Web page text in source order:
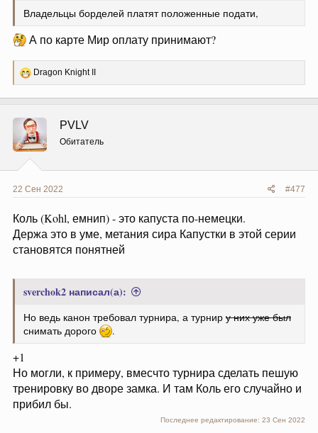
Владельцы борделей платят положенные подати,
А по карте Мир оплату принимают?
Р
е
ц
и
и
:
Dragon Knight II
PVLV
Обитатель
22 Сен 2022 #477
Коль (Kohl, емнип) - это капуста по-немецки.
Держа это в уме, метания сира Капустки в этой серии
становятся понятней
sverchok2 написал(а):
Но ведь канон требовал турнира, а турнир у них уже был
снимать дорого
.
+1
Но могли, к примеру, вмесчто турнира сделать пешую
тренировку во дворе замка. И там Коль его случайно и
прибил бы.
Последнее редактирование: 23 Сен 2022